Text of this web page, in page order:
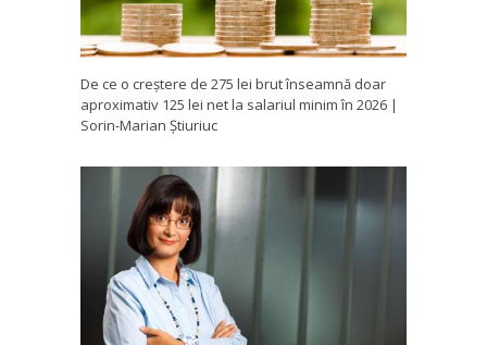
De ce o creștere de 275 lei brut înseamnă doar
aproximativ 125 lei net la salariul minim în 2026 |
Sorin-Marian Știuriuc